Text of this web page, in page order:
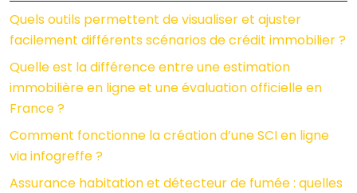
Quels outils permettent de visualiser et ajuster
facilement différents scénarios de crédit immobilier ?
Quelle est la différence entre une estimation
immobilière en ligne et une évaluation officielle en
France ?
Comment fonctionne la création d’une SCI en ligne
via infogreffe ?
Assurance habitation et détecteur de fumée : quelles